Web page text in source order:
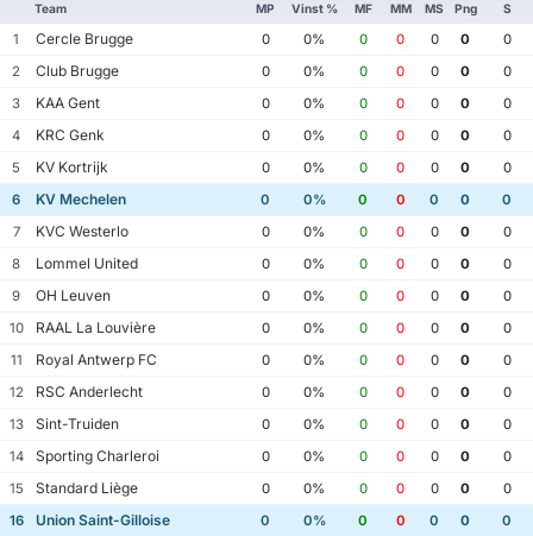
Team MP Vinst % MF MM MS Png S
1 Cercle Brugge 0 0% 0 0 0 0
0
2
Club Brugge 0 0% 0 0 0 0
0
3
KAA Gent 0 0% 0 0 0 0
0
4
KRC Genk 0 0% 0 0 0 0
0
5
KV Kortrijk 0 0% 0 0 0 0
0
6
KV Mechelen 0 0% 0 0 0 0
0
7
KVC Westerlo 0 0% 0 0 0 0
0
8
Lommel United 0 0% 0 0 0 0
0
9
OH Leuven 0 0% 0 0 0 0
0
10
RAAL La Louvière 0 0% 0 0 0 0
0
11
Royal Antwerp FC 0 0% 0 0 0 0
0
12
RSC Anderlecht 0 0% 0 0 0 0
0
13
Sint-Truiden 0 0% 0 0 0 0
0
14
Sporting Charleroi 0 0% 0 0 0 0
0
15
Standard Liège 0 0% 0 0 0 0
0
16
Union Saint-Gilloise 0 0% 0 0 0 0
0